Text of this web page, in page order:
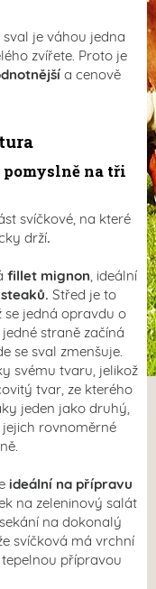
je váhou jedna
zvířete. Proto je
a cenově
na tři
svíčkové, na které
drží.
fillet mignon, ideální
Střed je to
se jedná opravdu o
straně začíná
se sval zmenšuje.
svému tvaru, jelikož
tvar, ze kterého
jeden jako druhý,
rovnoměrné
ideální na přípravu
na zeleninový salát
na dokonalý
svíčková má vrchní
přípravou